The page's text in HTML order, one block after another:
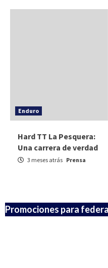
Enduro
Hard TT La Pesquera:
Una carrera de verdad
3 meses atrás Prensa
Promociones para